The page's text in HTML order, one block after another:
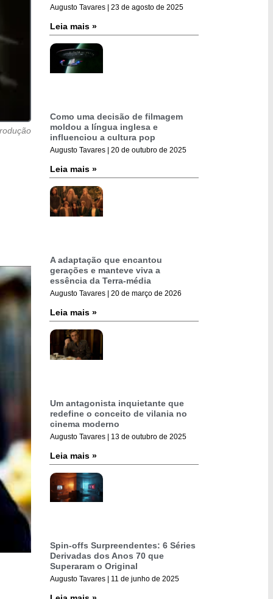
Augusto Tavares 23 de agosto de 2025
Leia mais »
Como uma decisão de filmagem
moldou a língua inglesa e
influenciou a cultura pop
Augusto Tavares 20 de outubro de 2025
Leia mais »
A adaptação que encantou
gerações e manteve viva a
essência da Terra-média
Augusto Tavares 20 de março de 2026
Leia mais »
Um antagonista inquietante que
redefine o conceito de vilania no
cinema moderno
Augusto Tavares 13 de outubro de 2025
Leia mais »
Spin-offs Surpreendentes: 6 Séries
Derivadas dos Anos 70 que
Superaram o Original
Augusto Tavares 11 de junho de 2025